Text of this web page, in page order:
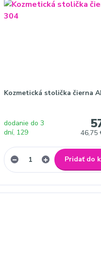
Kozmetická stolička čierna
46,75
dodanie do 3
dní, 129
Pridať do